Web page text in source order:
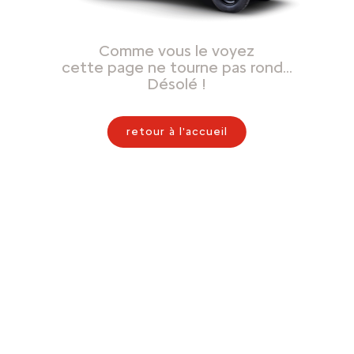
Comme vous le voyez
cette page ne tourne pas rond…
Désolé !
retour à l'accueil